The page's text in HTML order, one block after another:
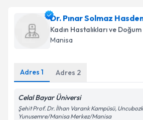
kapsamda işlenmesini kabul
Takvim Talebini
Dr. Pınar Solmaz
Kadın Hastalıkları ve Doğum
Manisa
Adres 1 Adres 2
Celal Bayar Üniversi
Şehit Prof. Dr. İlhan Varank Kampüsü,
Yunusemre/Manisa Merkez/Manisa